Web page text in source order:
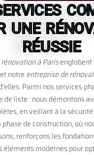
UNE
RÉUSSIE
à Parisenglobent
notreentreprise de
Parmi nos services
de liste : nous démontons
en veillant à la
de construction, où
renforçons les
éléments modernes pour